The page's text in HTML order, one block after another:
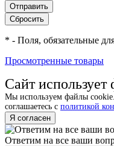
* - Поля, обязательные
Просмотренные товары
Сайт
Мы используем файлы
соглашаетесь с политикой
Я согласен
Ответим на все ваши